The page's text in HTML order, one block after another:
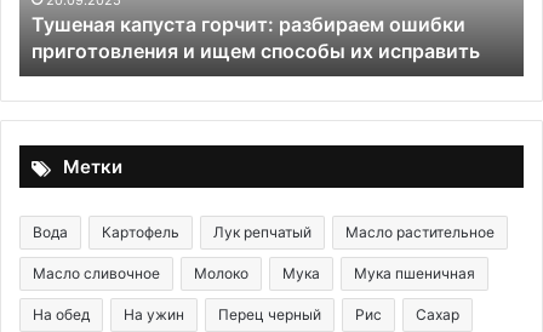
способы
их
исправить
Тушеная капуста горчит: разбираем ошибки
приготовления и ищем способы их исправить
Метки
Вода Картофель Лук репчатый Масло растительное
Масло сливочное Молоко Мука Мука пшеничная
На обед На ужин Перец черный Рис Сахар